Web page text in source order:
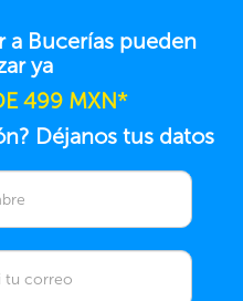
a Bucerías pueden
ya
499 MXN*
Déjanos tus datos